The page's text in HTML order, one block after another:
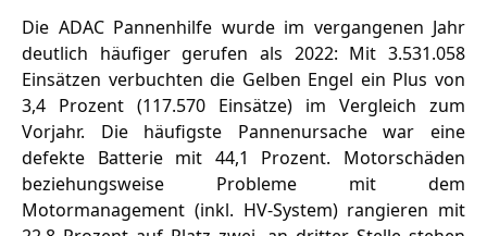
Nachgehört
Podcast
Newsletter
Zeit fürs Oberland
Die ADAC Pannenhilfe wurde im vergangenen Jahr
deutlich häufiger gerufen als 2022: Mit 3.531.058
Einsätzen verbuchten die Gelben Engel ein Plus von
3,4 Prozent (117.570 Einsätze) im Vergleich zum
Vorjahr. Die häufigste Pannenursache war eine
defekte Batterie mit 44,1 Prozent. Motorschäden
beziehungsweise Probleme mit dem
Motormanagement (inkl. HV-System) rangieren mit